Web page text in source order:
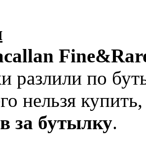
разлили по
нельзя
за бутылку.